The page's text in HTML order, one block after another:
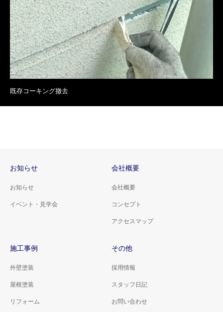
既存コーキング撤去
お知らせ
お知らせ
イベント・見学会
会社概要
会社概要
コンセプト
アクセスマップ
施工事例
外壁塗装
屋根塗装
リフォーム
その他
採用情報
スタッフ日記
お問い合わせ